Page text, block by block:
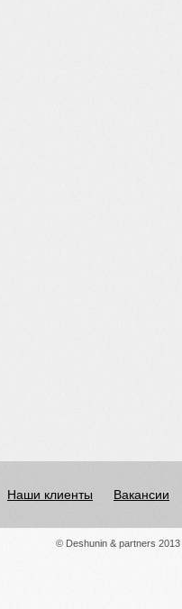
Наши клиенты Вакансии
© Deshunin & partners 2013